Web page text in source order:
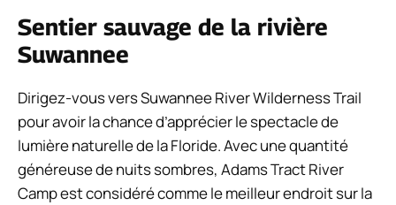
Sentier sauvage de la rivière
Suwannee
Dirigez-vous vers Suwannee River Wilderness Trail
pour avoir la chance d’apprécier le spectacle de
lumière naturelle de la Floride. Avec une quantité
généreuse de nuits sombres, Adams Tract River
Camp est considéré comme le meilleur endroit sur la